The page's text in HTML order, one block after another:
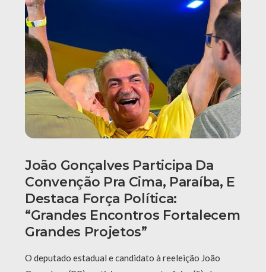
João Gonçalves Participa Da
Convenção Pra Cima, Paraíba, E
Destaca Força Política:
“grandes Encontros Fortalecem
Grandes Projetos”
O deputado estadual e candidato à reeleição João